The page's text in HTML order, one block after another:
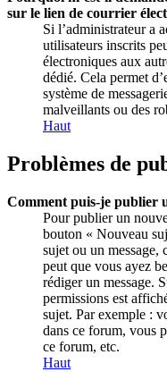
sur le lien de courrier
Si l’administrateur a
utilisateurs inscrits
électroniques aux
dédié. Cela permet
système de
malveillants ou des
Haut
Problèmes de
Comment puis-je publier
Pour publier un
bouton « Nouveau
sujet ou un
peut que vous ayez
rédiger un message.
permissions est
sujet. Par exemple :
dans ce forum, vous
ce forum, etc.
Haut